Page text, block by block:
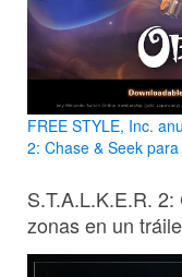
FREE STYLE, Inc.
2: Chase & Seek
S.T.A.L.K.E.R.
zonas en un